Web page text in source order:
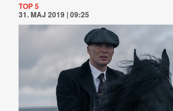
TOP 5
31. MAJ 2019 | 09:25